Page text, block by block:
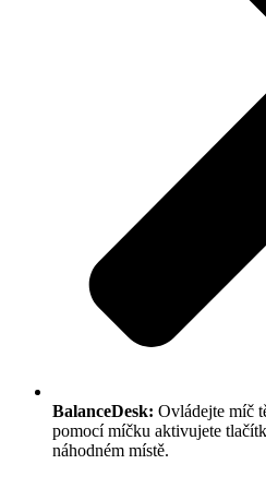
BalanceDesk: Ovládejte míč
pomocí míčku aktivujete
náhodném místě.